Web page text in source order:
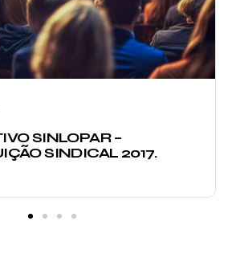
SINLOPAR –
SINDICAL 2017.